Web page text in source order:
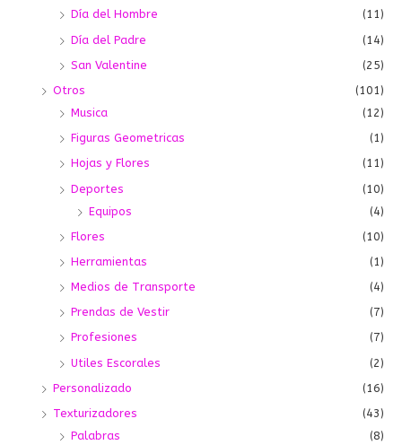
Día del Hombre
(11)
Día del Padre
(14)
San Valentine
(25)
Otros
(101)
Musica
(12)
Figuras Geometricas
(1)
Hojas y Flores
(11)
Deportes
(10)
Equipos
(4)
Flores
(10)
Herramientas
(1)
Medios de Transporte
(4)
Prendas de Vestir
(7)
Profesiones
(7)
Utiles Escorales
(2)
Personalizado
(16)
Texturizadores
(43)
Palabras
(8)